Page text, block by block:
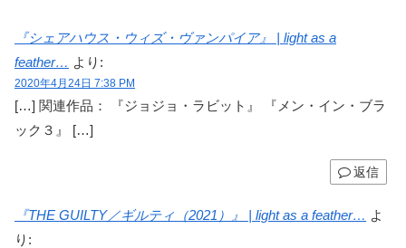
『シェアハウス・ウィズ・ヴァンパイア』 | light as a
feather… より:
2020年4月24日 7:38 PM
[…] 関連作品： 『ジョジョ・ラビット』 『メン・イン・ブラ
ック３』 […]
返信
『THE GUILTY／ギルティ（2021）』 | light as a feather… よ
り: